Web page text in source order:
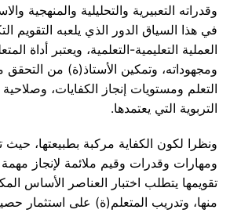
وقدراته التعبيرية والتحليلية والمنهجية
في هذا السياق الدور الذي يلعبه التقويم
العملية التعليمية-التعلمية، ويعتبر أداة
ومجهوداته، وتمكين الأستاذ(ة) من
التعلم ومستويات إنجاز الكفايات، وصلاحية
التربوية التي يعتمدها.
ونظرا لكون الكفاية مركبة بطبيعتها،
ومهارات وقدرات وقيم ملائمة لإنجاز
تقويمها يتطلب اختبار العناصر الأساس
منها، وتدريب المتعلم(ة) على استثمار